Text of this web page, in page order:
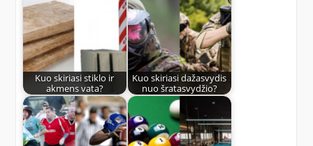
Kuo skiriasi stiklo ir
akmens vata?
Kuo skiriasi dažasvydis
nuo šratasvydžio?